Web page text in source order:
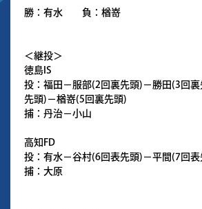
勝：有水 負：楢嵜
＜継投＞
徳島IS
投：福田－服部(2回裏先頭)－勝田(3回
先頭)－楢嵜(5回裏先頭)
捕：丹治－小山
高知FD
投：有水－谷村(6回表先頭)－平間(7回表
捕：大原